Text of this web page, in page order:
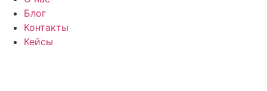
Блог
Контакты
Кейсы